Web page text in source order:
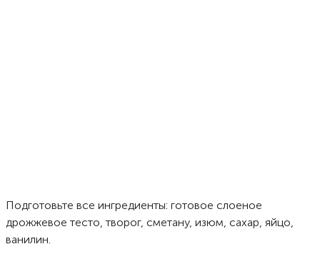
Подготовьте все ингредиенты: готовое слоеное
дрожжевое тесто, творог, сметану, изюм, сахар, яйцо,
ванилин.